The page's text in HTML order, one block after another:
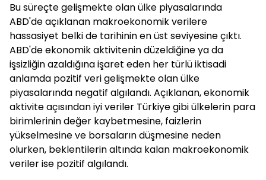
Bu süreçte gelişmekte olan ülke piyasalarında
ABD'de açıklanan makroekonomik verilere
hassasiyet belki de tarihinin en üst seviyesine çıktı.
ABD'de ekonomik aktivitenin düzeldiğine ya da
işsizliğin azaldığına işaret eden her türlü iktisadi
anlamda pozitif veri gelişmekte olan ülke
piyasalarında negatif algılandı. Açıklanan, ekonomik
aktivite açısından iyi veriler Türkiye gibi ülkelerin para
birimlerinin değer kaybetmesine, faizlerin
yükselmesine ve borsaların düşmesine neden
olurken, beklentilerin altında kalan makroekonomik
veriler ise pozitif algılandı.